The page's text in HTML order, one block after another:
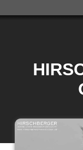
Maine Coon Kater
Maine Coon
Maine Coon